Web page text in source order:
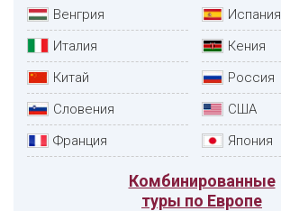
Венгрия
Испания
Италия
Кения
Китай
Россия
Словения
США
Франция
Япония
Комбинированные
туры по Европе